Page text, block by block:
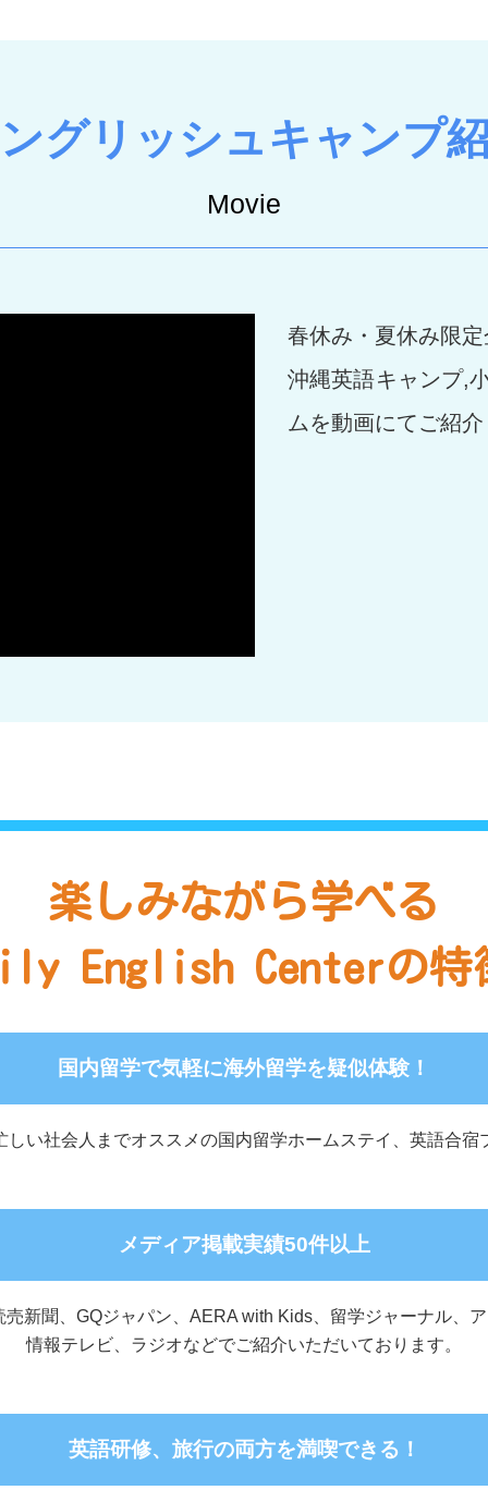
グリッシュキャンプ
Movie
春休み・夏休み限
沖縄英語キャンプ,
ムを動画にてご紹
楽しみながら学べる
English Centerの特
国内留学で気軽に海外留学を疑似体験！
しい社会人までオススメの国内留学ホームステイ、英語合宿
メディア掲載実績50件以上
売新聞、GQジャパン、AERA with Kids、留学ジャーナル、
情報テレビ、ラジオなどでご紹介いただいております。
英語研修、旅行の両方を満喫できる！